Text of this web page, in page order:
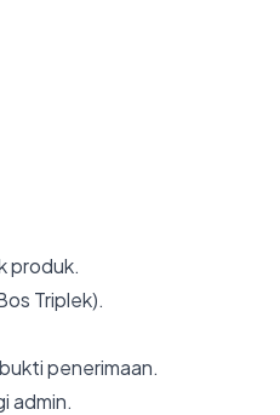
produk.
Triplek).
penerimaan.
admin.